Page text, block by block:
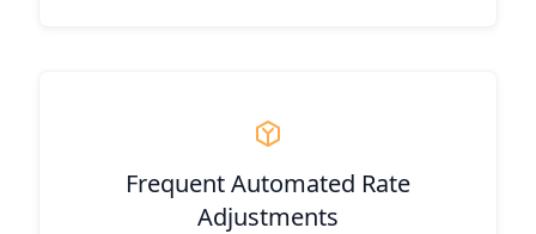
Frequent Automated Rate
Adjustments